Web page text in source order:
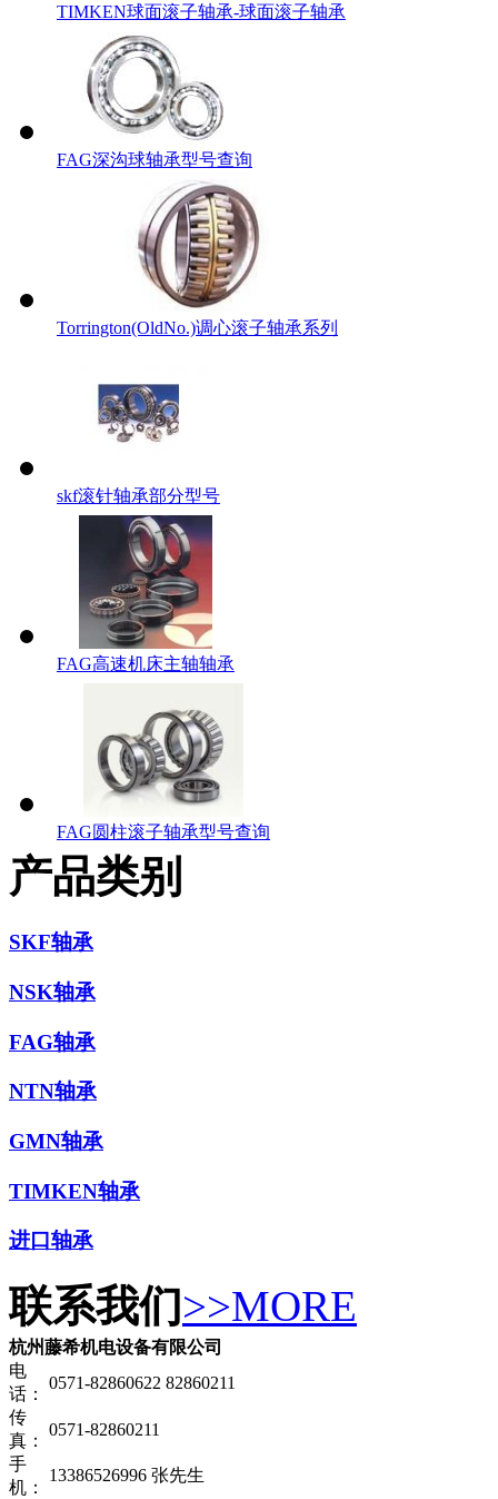
TIMKEN球面滚子轴承-球面滚子轴承
FAG深沟球轴承型号查询
Torrington(OldNo.)调心滚子轴承系列
skf滚针轴承部分型号
FAG高速机床主轴轴承
FAG圆柱滚子轴承型号查询
产品类别
SKF轴承
NSK轴承
FAG轴承
NTN轴承
GMN轴承
TIMKEN轴承
进口轴承
联系我们>>MORE
杭州藤希机电设备有限公司
电
话：
0571-82860622 82860211
传
真：
0571-82860211
手
机：
13386526996 张先生